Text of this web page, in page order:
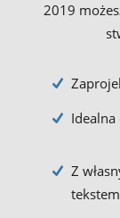
2019
Z
tekstem